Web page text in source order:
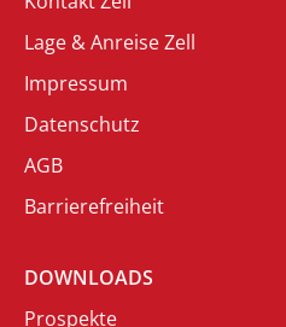
Lage & Anreise Zell
Impressum
Datenschutz
AGB
Barrierefreiheit
DOWNLOADS
Prospekte